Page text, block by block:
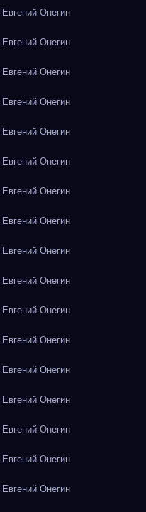
Онегин
Онегин
Онегин
Онегин
Онегин
Онегин
Онегин
Онегин
Онегин
Онегин
Онегин
Онегин
Онегин
Онегин
Онегин
Онегин
Онегин